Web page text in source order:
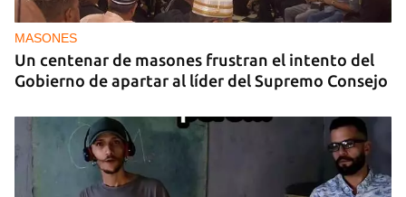
MASONES
Un centenar de masones frustran el intento del
Gobierno de apartar al líder del Supremo Consejo